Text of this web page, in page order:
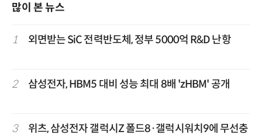
많이 본 뉴스
1 외면받는 SiC 전력반도체, 정부 5000억 R&D 난항
2 삼성전자, HBM5 대비 성능 최대 8배 'zHBM' 공개
3
위츠, 삼성전자 갤럭시Z 폴드8·갤럭시워치9에 무선충